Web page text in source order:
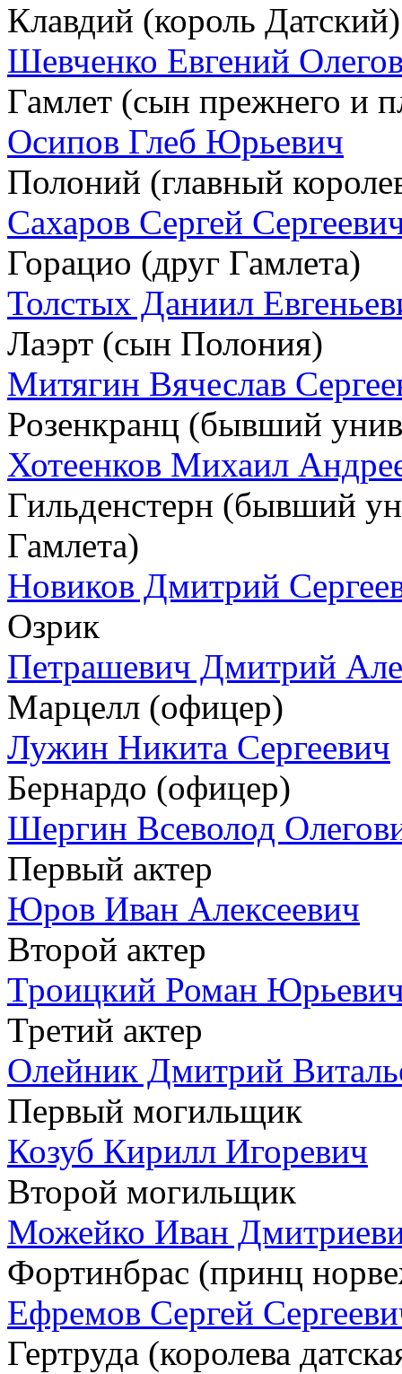
Клавдий (король Датский)
Шевченко Евгений
Гамлет (сын прежнего и
Осипов Глеб Юрьевич
Полоний (главный
Сахаров Сергей
Горацио (друг Гамлета)
Толстых Даниил
Лаэрт (сын Полония)
Митягин Вячеслав
Розенкранц (бывший
Хотеенков Михаил
Гильденстерн (бывший
Гамлета)
Новиков Дмитрий
Озрик
Петрашевич Дмитрий
Марцелл (офицер)
Лужин Никита Сергеевич
Бернардо (офицер)
Шергин Всеволод
Первый актер
Юров Иван Алексеевич
Второй актер
Троицкий Роман
Третий актер
Олейник Дмитрий
Первый могильщик
Козуб Кирилл Игоревич
Второй могильщик
Можейко Иван
Фортинбрас (принц
Ефремов Сергей
Гертруда (королева